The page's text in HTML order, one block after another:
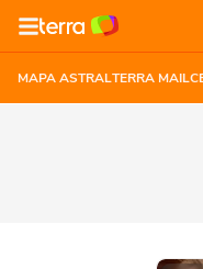
MAPA ASTRALTERRA MAIL